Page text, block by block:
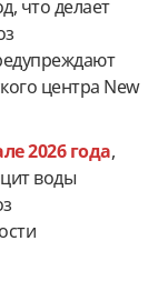
что делает
центра New
2026 года,
воды